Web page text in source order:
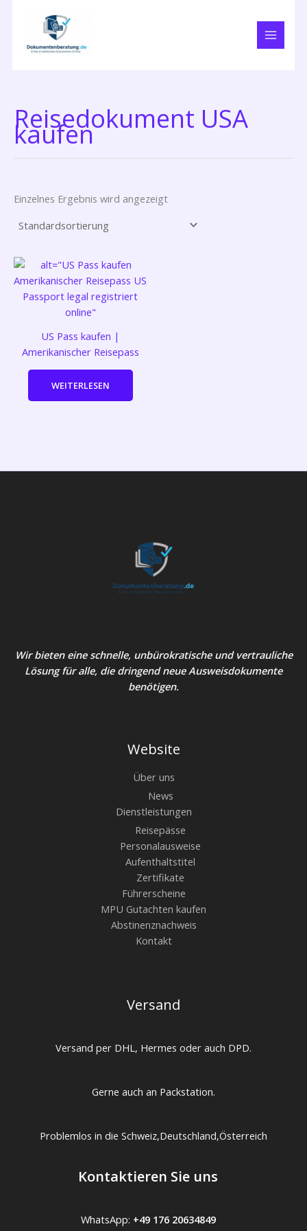
Reisedokument USA
kaufen
Einzelnes Ergebnis wird angezeigt
US Pass kaufen |
Amerikanischer Reisepass
WEITERLESEN
Wir bieten eine schnelle, unbürokratische und vertrauliche
Lösung für alle, die dringend neue Ausweisdokumente
benötigen.
Website
Über uns
News
Dienstleistungen
Reisepässe
Personalausweise
Aufenthaltstitel
Zertifikate
Führerscheine
MPU Gutachten kaufen
Abstinenznachweis
Kontakt
Versand
Versand per DHL, Hermes oder auch DPD.
Gerne auch an Packstation.
Problemlos in die Schweiz,Deutschland,Österreich
Kontaktieren Sie uns
WhatsApp: +49 176 20634849